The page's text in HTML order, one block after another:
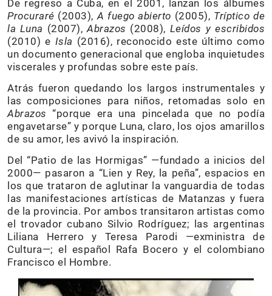
De regreso a Cuba, en el 2001, lanzan los álbumes
Procuraré (2003),A fuego abierto (2005), Tríptico de
la Luna (2007),Abrazos (2008), Leídos y escribidos
(2010) e Isla (2016), reconocido este último como
un documento generacional que engloba inquietudes
viscerales y profundas sobre este país.
Atrás fueron quedando los largos instrumentales y
las composiciones para niños, retomadas solo en
Abrazos “porque era una pincelada que no podía
engavetarse” y porque Luna, claro, los ojos amarillos
de su amor, les avivó la inspiración.
Del “Patio de las Hormigas” —fundado a inicios del
2000— pasaron a “Lien y Rey, la peña”, espacios en
los que trataron de aglutinar la vanguardia de todas
las manifestaciones artísticas de Matanzas y fuera
de la provincia. Por ambos transitaron artistas como
el trovador cubano Silvio Rodríguez; las argentinas
Liliana Herrero y Teresa Parodi —exministra de
Cultura—; el español Rafa Bocero y el colombiano
Francisco el Hombre.